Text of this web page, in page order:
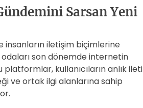
Sarsan Yeni
insanların iletişim biçimlerine
son dönemde internetin
kullanıcıların anlık ileti
ve ortak ilgi alanlarına sahip